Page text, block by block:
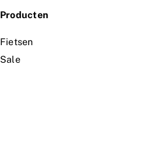
Producten
Fietsen
Sale